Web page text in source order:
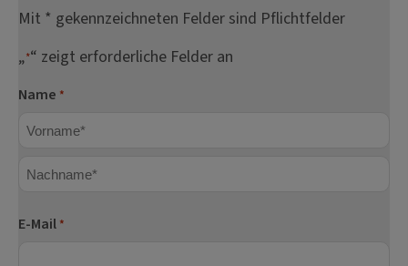
Mit * gekennzeichneten Felder sind Pflichtfelder
„*“ zeigt erforderliche Felder an
Name *
E-Mail *